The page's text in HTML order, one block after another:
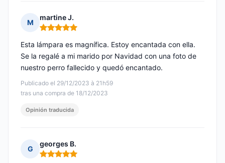
M
martine J.
Nota: 5 de 5
Publicado el 29/12/2023 à 21h59
tras una compra de 18/12/2023
Esta lámpara es magnífica. Estoy encantada con ella.
Se la regalé a mi marido por Navidad con una foto de
nuestro perro fallecido y quedó encantado.
Opinión traducida
G
georges B.
Nota: 5 de 5